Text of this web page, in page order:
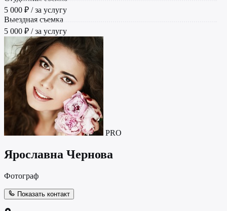
5 000 ₽ / за услугу
Выездная съемка
5 000 ₽ / за услугу
PRO
Ярославна Чернова
Фотограф
Показать контакт